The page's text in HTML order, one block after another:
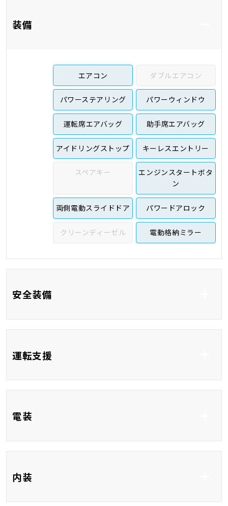
装備
エアコン ダブルエアコン
パワーステアリング パワーウィンドウ
運転席エアバッグ 助手席エアバッグ
アイドリングストップ キーレスエントリー
スペアキー
エンジンスタートボタ
ン
両側電動スライドドア パワードアロック
クリーンディーゼル 電動格納ミラー
安全装備
テム
運転支援
電装
内装